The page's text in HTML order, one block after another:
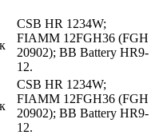
CSB HR 1234W;
FIAMM 12FGH36 (FGH
20902); BB Battery HR9-
12.
CSB HR 1234W;
FIAMM 12FGH36 (FGH
20902); BB Battery HR9-
12.